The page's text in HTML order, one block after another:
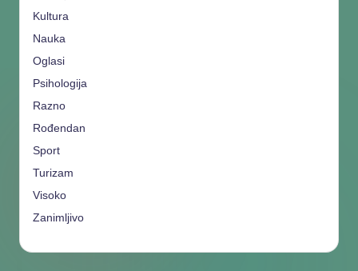
Kultura
Nauka
Oglasi
Psihologija
Razno
Rođendan
Sport
Turizam
Visoko
Zanimljivo